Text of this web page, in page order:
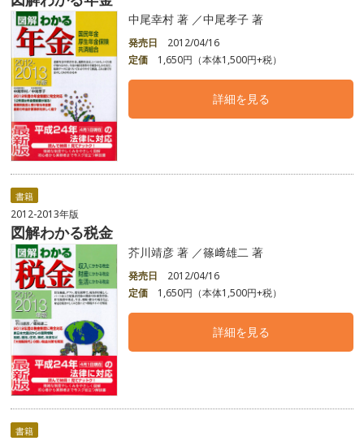
中尾幸村 著 ／中尾孝子 著
発売日
2012/04/16
定価
1,650円（本体1,500円+税）
詳細を見る
書籍
2012-2013年版
図解わかる税金
芥川靖彦 著 ／篠﨑雄二 著
発売日
2012/04/16
定価
1,650円（本体1,500円+税）
詳細を見る
書籍